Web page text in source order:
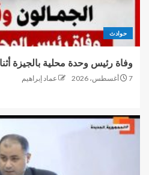
حوادث
وفاة رئيس وحدة محلية بالجيزة
7 أغسطس، 2026 عماد إبراهيم